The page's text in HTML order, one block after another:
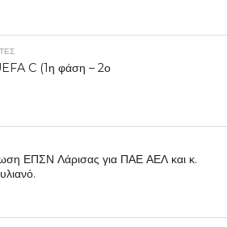
C (1η φάση – 2ο
ΕΠΣΝ Λάρισας για ΠΑΕ ΑΕΛ και κ.